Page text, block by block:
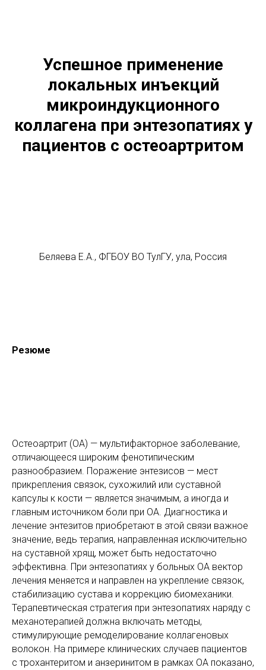
Успешное применение
локальных инъекций
микроиндукционного
коллагена при энтезопатиях у
пациентов с остеоартритом
Беляева Е.А., ФГБОУ ВО ТулГУ, ула, Россия
Резюме
Остеоартрит (ОА) — мультифакторное заболевание,
отличающееся широким фенотипическим
разнообразием. Поражение энтезисов — мест
прикрепления связок, сухожилий или суставной
капсулы к кости — является значимым, а иногда и
главным источником боли при ОА. Диагностика и
лечение энтезитов приобретают в этой связи важное
значение, ведь терапия, направленная исключительно
на суставной хрящ, может быть недостаточно
эффективна. При энтезопатиях у больных ОА вектор
лечения меняется и направлен на укрепление связок,
стабилизацию сустава и коррекцию биомеханики.
Терапевтическая стратегия при энтезопатиях наряду с
механотерапией должна включать методы,
стимулирующие ремоделирование коллагеновых
волокон. На примере клинических случаев пациентов
с трохантеритом и анзеринитом в рамках ОА показано,